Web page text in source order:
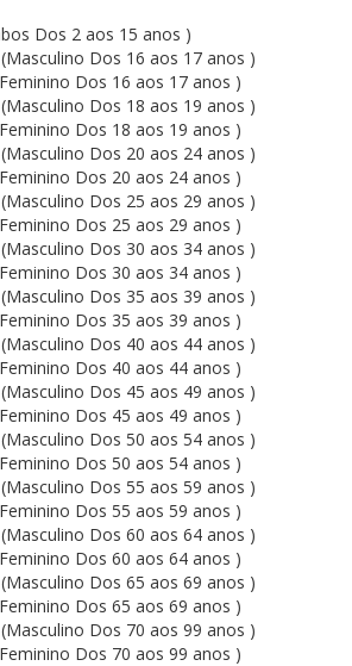
Dos 2 aos 15 anos )
Dos 16 aos 17 anos )
Dos 16 aos 17 anos )
Dos 18 aos 19 anos )
Dos 18 aos 19 anos )
Dos 20 aos 24 anos )
Dos 20 aos 24 anos )
Dos 25 aos 29 anos )
Dos 25 aos 29 anos )
Dos 30 aos 34 anos )
Dos 30 aos 34 anos )
Dos 35 aos 39 anos )
Dos 35 aos 39 anos )
Dos 40 aos 44 anos )
Dos 40 aos 44 anos )
Dos 45 aos 49 anos )
Dos 45 aos 49 anos )
Dos 50 aos 54 anos )
Dos 50 aos 54 anos )
Dos 55 aos 59 anos )
Dos 55 aos 59 anos )
Dos 60 aos 64 anos )
Dos 60 aos 64 anos )
Dos 65 aos 69 anos )
Dos 65 aos 69 anos )
Dos 70 aos 99 anos )
Dos 70 aos 99 anos )